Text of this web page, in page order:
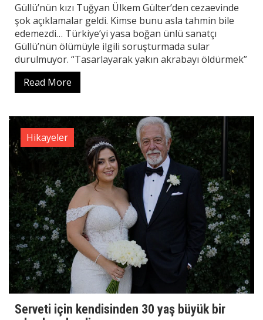
Güllü’nün kızı Tuğyan Ülkem Gülter’den cezaevinde
şok açıklamalar geldi. Kimse bunu asla tahmin bile
edemezdi… Türkiye’yi yasa boğan ünlü sanatçı
Güllü’nün ölümüyle ilgili soruşturmada sular
durulmuyor. “Tasarlayarak yakın akrabayı öldürmek”
Read More
Hikayeler
Serveti için kendisinden 30 yaş büyük bir